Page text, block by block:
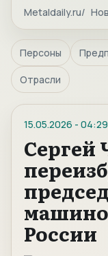
Metaldaily.ru
Персоны
Отрасли
15.05.2026 - 04:29
Сергей
России